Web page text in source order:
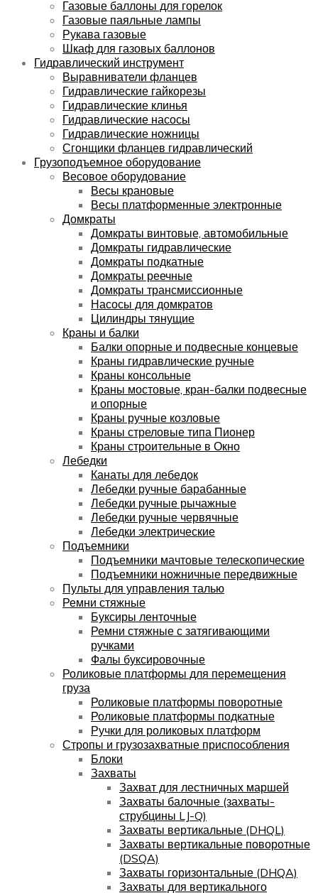
Газовые баллоны для горелок
Газовые паяльные лампы
Рукава газовые
Шкаф для газовых баллонов
Гидравлический инструмент
Выравниватели фланцев
Гидравлические гайкорезы
Гидравлические клинья
Гидравлические насосы
Гидравлические ножницы
Сгонщики фланцев гидравлический
Грузоподъемное оборудование
Весовое оборудование
Весы крановые
Весы платформенные электронные
Домкраты
Домкраты винтовые, автомобильные
Домкраты гидравлические
Домкраты подкатные
Домкраты реечные
Домкраты трансмиссионные
Насосы для домкратов
Цилиндры тянущие
Краны и балки
Балки опорные и подвесные концевые
Краны гидравлические ручные
Краны консольные
Краны мостовые, кран-балки подвесные
и опорные
Краны ручные козловые
Краны стреловые типа Пионер
Краны строительные в Окно
Лебедки
Канаты для лебедок
Лебедки ручные барабанные
Лебедки ручные рычажные
Лебедки ручные червячные
Лебедки электрические
Подъемники
Подъемники мачтовые телескопические
Подъемники ножничные передвижные
Пульты для управления талью
Ремни стяжные
Буксиры ленточные
Ремни стяжные с затягивающими
ручками
Фалы буксировочные
Роликовые платформы для перемещения
груза
Роликовые платформы поворотные
Роликовые платформы подкатные
Ручки для роликовых платформ
Стропы и грузозахватные приспособления
Блоки
Захваты
Захват для лестничных маршей
Захваты балочные (захваты-
струбцины LJ-Q)
Захваты вертикальные (DHQL)
Захваты вертикальные поворотные
(DSQA)
Захваты горизонтальные (DHQA)
Захваты для вертикального